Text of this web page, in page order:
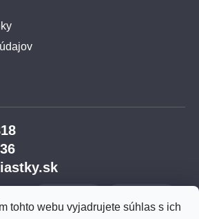
tohto webu vyjadrujete súhlas s ich